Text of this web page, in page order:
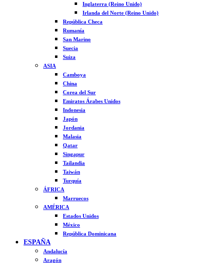
Inglaterra (Reino Unido)
Irlanda del Norte (Reino Unido)
República Checa
Rumanía
San Marino
Suecia
Suiza
ASIA
Camboya
China
Corea del Sur
Emiratos Árabes Unidos
Indonesia
Japón
Jordania
Malasia
Qatar
Singapur
Tailandia
Taiwán
Turquía
ÁFRICA
Marruecos
AMÉRICA
Estados Unidos
México
República Dominicana
ESPAÑA
Andalucía
Aragón